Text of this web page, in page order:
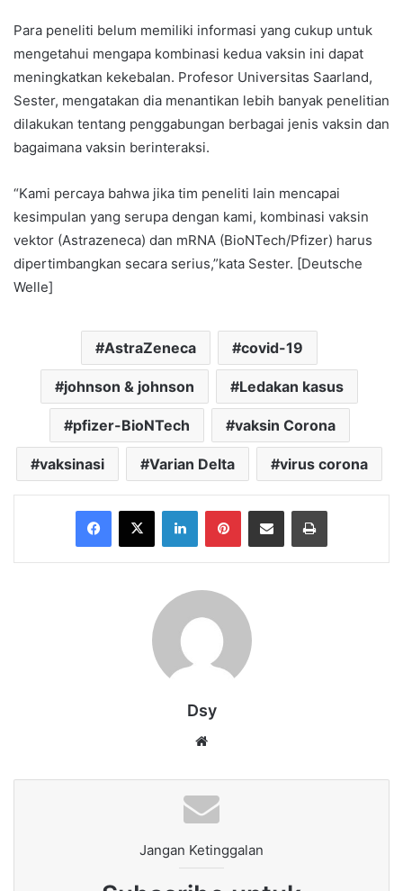
Para peneliti belum memiliki informasi yang cukup untuk
mengetahui mengapa kombinasi kedua vaksin ini dapat
meningkatkan kekebalan. Profesor Universitas Saarland,
Sester, mengatakan dia menantikan lebih banyak penelitian
dilakukan tentang penggabungan berbagai jenis vaksin dan
bagaimana vaksin berinteraksi.
“Kami percaya bahwa jika tim peneliti lain mencapai
kesimpulan yang serupa dengan kami, kombinasi vaksin
vektor (Astrazeneca) dan mRNA (BioNTech/Pfizer) harus
dipertimbangkan secara serius,”kata Sester. [Deutsche
Welle]
AstraZeneca covid-19
johnson & johnson Ledakan kasus
pfizer-BioNTech vaksin Corona
vaksinasi Varian Delta virus corona
Facebook
X LinkedInPinterestShare via Email Print
Dsy
Jangan Ketinggalan